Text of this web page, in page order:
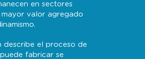
en sectores
valor agregado
describe el proceso de
fabricar se